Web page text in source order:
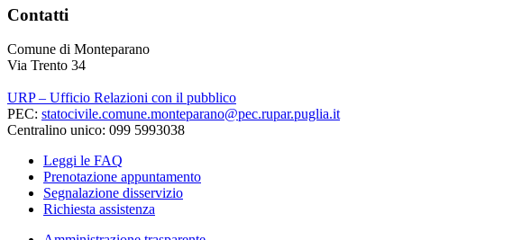
Contatti
Comune di Monteparano
Via Trento 34
URP – Ufficio Relazioni con il pubblico
PEC: statocivile.comune.monteparano@pec.rupar.puglia.it
Centralino unico: 099 5993038
Leggi le FAQ
Prenotazione appuntamento
Segnalazione disservizio
Richiesta assistenza